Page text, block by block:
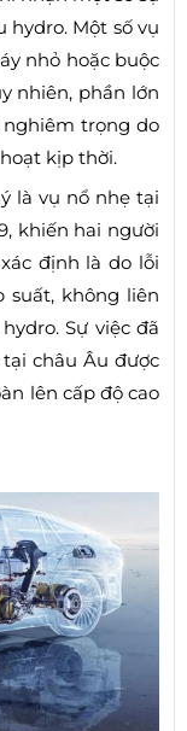
hydro. Một số vụ
nhỏ hoặc buộc
nhiên, phần lớn
nghiêm trọng do
kịp thời.
là vụ nổ nhẹ tại
khiến hai người
định là do lỗi
không liên
Sự việc đã
châu Âu được
lên cấp độ cao